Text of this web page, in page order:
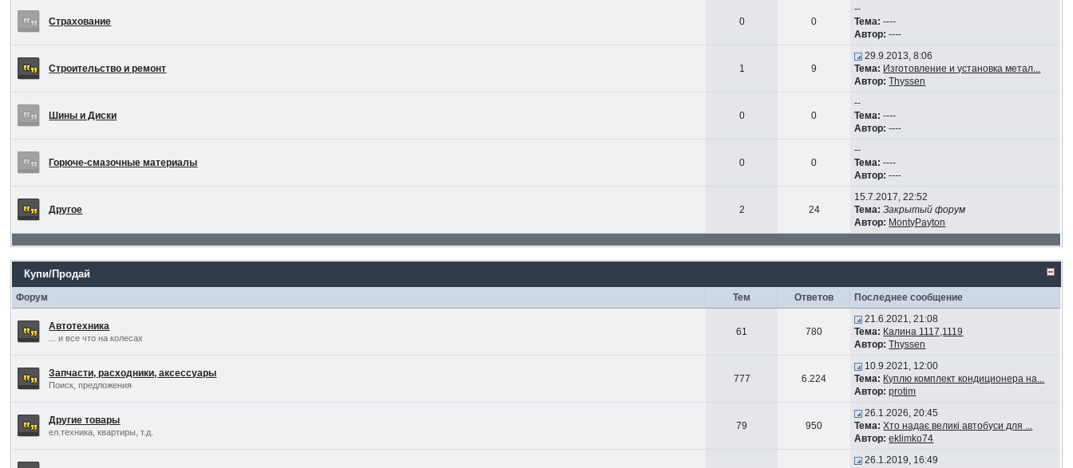
Страхование 0 0
--
Тема: ----
Автор: ----
Строительство и ремонт 1 9
29.9.2013, 8:06
Тема: Изготовление и установка метал...
Автор: Thyssen
Шины и Диски 0 0
--
Тема: ----
Автор: ----
Горюче-смазочные материалы 0 0
--
Тема: ----
Автор: ----
Другое 2 24
15.7.2017, 22:52
Тема: Закрытый форум
Автор: MontyPayton
Купи/Продай
Форум Тем Ответов Последнее сообщение
Автотехника
... и все что на колесах
61 780
21.6.2021, 21:08
Тема: Калина 1117,1119
Автор: Thyssen
Запчасти, расходники, аксессуары
Поиск, предложения
777 6.224
10.9.2021, 12:00
Тема: Куплю комплект кондиционера на...
Автор: protim
Другие товары
ел.техника, квартиры, т.д.
79 950
26.1.2026, 20:45
Тема: Хто надає великі автобуси для ...
Автор: eklimko74
26.1.2019, 16:49